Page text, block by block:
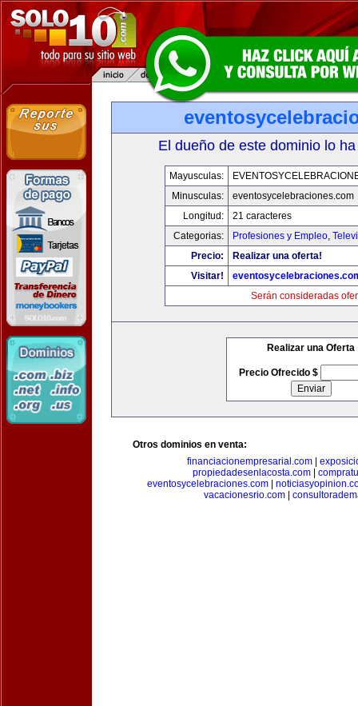
El dueño de este dominio lo
Mayusculas:
Minusculas:
eventosycelebraciones.com
Longitud:
21 caracteres
Categorias:
Profesiones y Empleo,
Precio:
Realizar una oferta!
Visitar!
Serán consideradas
Realizar una Oferta
Precio Ofrecido $
Otros dominios en venta:
financiacionempresarial.com
propiedadesenlacosta.com
eventosycelebraciones.com|
vacacionesrio.com